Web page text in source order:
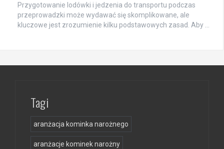
Przygotowanie lodówki i jedzenia do transportu podczas
przeprowadzki może wydawać się skomplikowane, ale
kluczowe jest zrozumienie kilku podstawowych zasad. Aby …
Tagi
aranżacja kominka narożnego
aranżacje kominek narożny